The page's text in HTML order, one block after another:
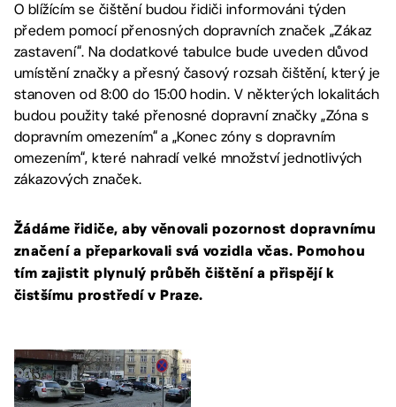
O blížícím se čištění budou řidiči informováni týden
předem pomocí přenosných dopravních značek „Zákaz
zastavení“. Na dodatkové tabulce bude uveden důvod
umístění značky a přesný časový rozsah čištění, který je
stanoven od 8:00 do 15:00 hodin. V některých lokalitách
budou použity také přenosné dopravní značky „Zóna s
dopravním omezením“ a „Konec zóny s dopravním
omezením“, které nahradí velké množství jednotlivých
zákazových značek.
Žádáme řidiče, aby věnovali pozornost dopravnímu
značení a přeparkovali svá vozidla včas. Pomohou
tím zajistit plynulý průběh čištění a přispějí k
čistšímu prostředí v Praze.